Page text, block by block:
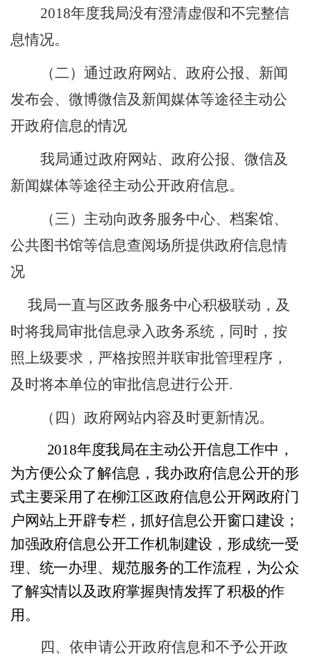
2018年度我局没有澄清虚假和不完整信
息情况。
（二） 通过政府网站、政府公报、新闻
发布会、微博微信及新闻媒体等途径主动公
开政府信息的情况
我局通过政府网站、政府公报、微信及
新闻媒体等途径主动公开政府信息。
（三） 主动向政务服务中心、档案馆、
公共图书馆等信息查阅场所提供政府信息情
况
我局一直与区政务服务中心积极联动，及
时将我局审批信息录入政务系统，同时，按
照上级要求，严格按照并联审批管理程序，
及时将本单位的审批信息进行公开.
（四） 政府网站内容及时更新情况。
2018年度我局在主动公开信息工作中，
为方便公众了解信息，我办政府信息公开的形
式主要采用了在柳江区政府信息公开网政府门
户网站上开辟专栏，抓好信息公开窗口建设；
加强政府信息公开工作机制建设，形成统一受
理、统一办理、规范服务的工作流程，为公众
了解实情以及政府掌握舆情发挥了积极的作
用。
四、依申请公开政府信息和不予公开政